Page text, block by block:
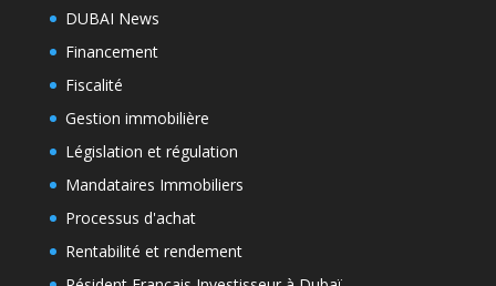
DUBAI News
Financement
Fiscalité
Gestion immobilière
Législation et régulation
Mandataires Immobiliers
Processus d'achat
Rentabilité et rendement